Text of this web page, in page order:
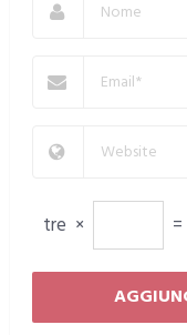
tre × =